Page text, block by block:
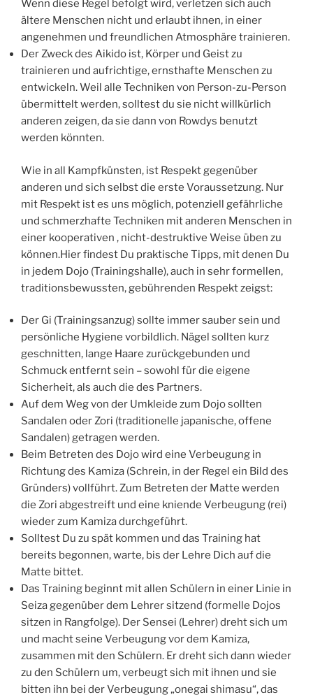
Wenn diese Regel befolgt wird, verletzen sich auch
ältere Menschen nicht und erlaubt ihnen, in einer
angenehmen und freundlichen Atmosphäre trainieren.
Der Zweck des Aikido ist, Körper und Geist zu
trainieren und aufrichtige, ernsthafte Menschen zu
entwickeln. Weil alle Techniken von Person-zu-Person
übermittelt werden, solltest du sie nicht willkürlich
anderen zeigen, da sie dann von Rowdys benutzt
werden könnten.
Wie in all Kampfkünsten, ist Respekt gegenüber
anderen und sich selbst die erste Voraussetzung. Nur
mit Respekt ist es uns möglich, potenziell gefährliche
und schmerzhafte Techniken mit anderen Menschen in
einer kooperativen , nicht-destruktive Weise üben zu
können.Hier findest Du praktische Tipps, mit denen Du
in jedem Dojo (Trainingshalle), auch in sehr formellen,
traditionsbewussten, gebührenden Respekt zeigst:
Der Gi (Trainingsanzug) sollte immer sauber sein und
persönliche Hygiene vorbildlich. Nägel sollten kurz
geschnitten, lange Haare zurückgebunden und
Schmuck entfernt sein – sowohl für die eigene
Sicherheit, als auch die des Partners.
Auf dem Weg von der Umkleide zum Dojo sollten
Sandalen oder Zori (traditionelle japanische, offene
Sandalen) getragen werden.
Beim Betreten des Dojo wird eine Verbeugung in
Richtung des Kamiza (Schrein, in der Regel ein Bild des
Gründers) vollführt. Zum Betreten der Matte werden
die Zori abgestreift und eine kniende Verbeugung (rei)
wieder zum Kamiza durchgeführt.
Solltest Du zu spät kommen und das Training hat
bereits begonnen, warte, bis der Lehre Dich auf die
Matte bittet.
Das Training beginnt mit allen Schülern in einer Linie in
Seiza gegenüber dem Lehrer sitzend (formelle Dojos
sitzen in Rangfolge). Der Sensei (Lehrer) dreht sich um
und macht seine Verbeugung vor dem Kamiza,
zusammen mit den Schülern. Er dreht sich dann wieder
zu den Schülern um, verbeugt sich mit ihnen und sie
bitten ihn bei der Verbeugung „onegai shimasu“, das